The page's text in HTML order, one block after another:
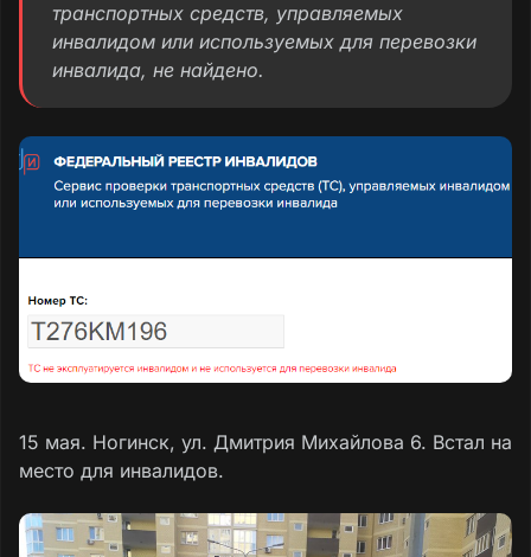
транспортных средств, управляемых
инвалидом или используемых для перевозки
инвалида, не найдено.
15 мая. Ногинск, ул. Дмитрия Михайлова 6. Встал на
место для инвалидов.